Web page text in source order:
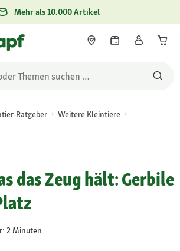
Mehr als 10.000 Artikel
Ratgeber
Weitere Kleintiere
das Zeug hält: Gerbile
2 Minuten